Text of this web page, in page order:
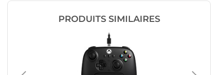
PRODUITS SIMILAIRES